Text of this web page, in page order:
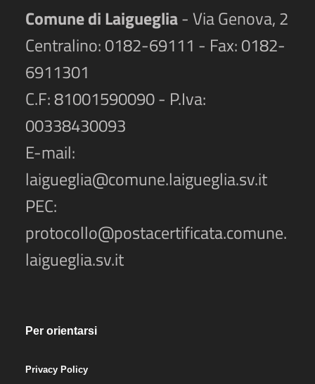
Comune di Laigueglia- Via Genova, 2
Centralino: 0182-69111 - Fax: 0182-
6911301
C.F: 81001590090 - P.Iva:
00338430093
E-mail:
laigueglia@comune.laigueglia.sv.it
PEC:
protocollo@postacertificata.comune.
laigueglia.sv.it
Per orientarsi
Privacy Policy